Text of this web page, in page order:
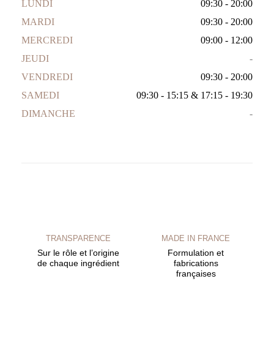
LUNDI
09:30 - 20:00
MARDI
09:30 - 20:00
MERCREDI
09:00 - 12:00
JEUDI
-
VENDREDI
09:30 - 20:00
SAMEDI
09:30 - 15:15 & 17:15 - 19:30
DIMANCHE
-
TRANSPARENCE
Sur le rôle et l’origine
de chaque ingrédient
MADE IN FRANCE
Formulation et
fabrications
françaises